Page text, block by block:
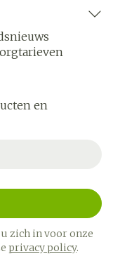
en
zich in voor onze
privacy policy.